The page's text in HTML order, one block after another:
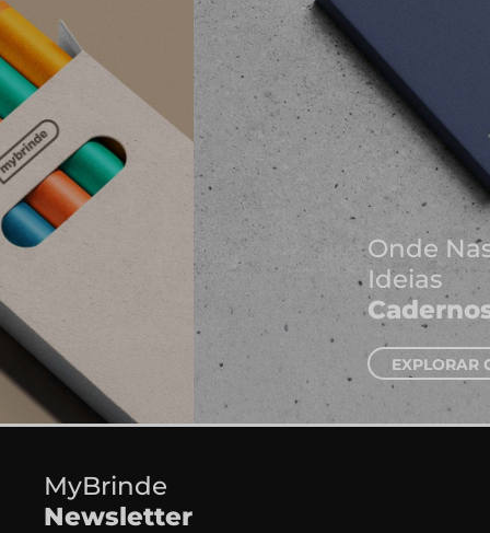
Onde Nascem As Melhores
Cadernos e Blocos de Notas
EXPLORAR CADERNOS
MyBrinde
Newsletter